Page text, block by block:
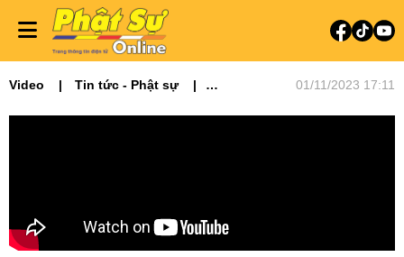
Video
Tin tức - Phật sự
01/11/2023 17:11